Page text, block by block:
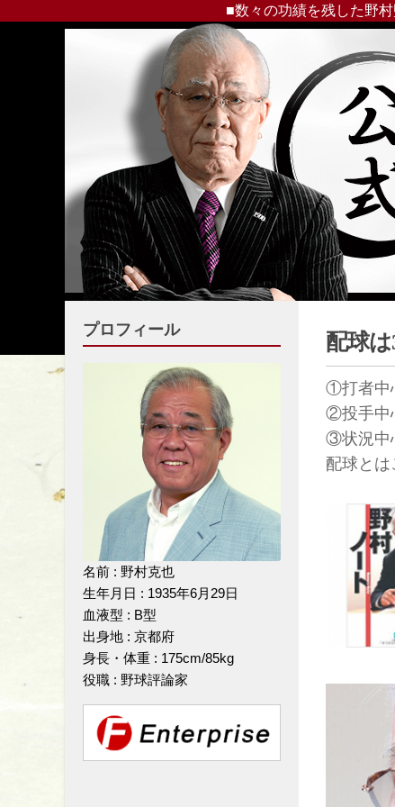
■数々の功績を残した野
配球
①打者中
②投手中
③状況中
配球とは
プロフィール
名前 : 野村克也
生年月日 : 1935年6月29日
血液型 : B型
出身地 : 京都府
身長・体重 : 175cm/85kg
役職 : 野球評論家